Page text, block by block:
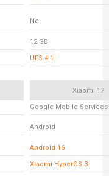
Ne
12 GB
UFS 4.1
Xiaomi 17
Google Mobile Services
Android
Android 16
Xiaomi HyperOS 3